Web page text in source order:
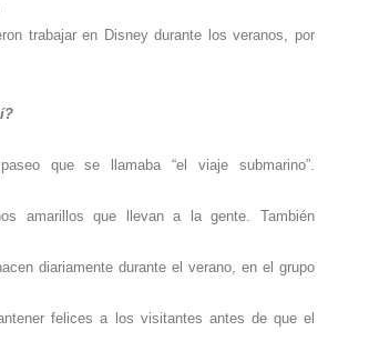
trabajar en Disney durante los veranos, por
que se llamaba “el viaje submarino”.
amarillos que llevan a la gente. También
diariamente durante el verano, en el grupo
felices a los visitantes antes de que el